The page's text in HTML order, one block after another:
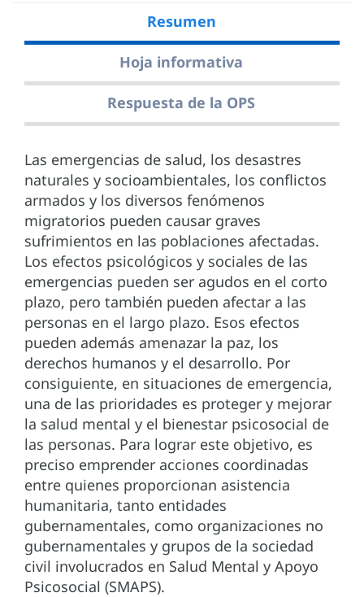
Resumen
Hoja informativa
Respuesta de la OPS
Las emergencias de salud, los desastres
naturales y socioambientales, los conflictos
armados y los diversos fenómenos
migratorios pueden causar graves
sufrimientos en las poblaciones afectadas.
Los efectos psicológicos y sociales de las
emergencias pueden ser agudos en el corto
plazo, pero también pueden afectar a las
personas en el largo plazo. Esos efectos
pueden además amenazar la paz, los
derechos humanos y el desarrollo. Por
consiguiente, en situaciones de emergencia,
una de las prioridades es proteger y mejorar
la salud mental y el bienestar psicosocial de
las personas. Para lograr este objetivo, es
preciso emprender acciones coordinadas
entre quienes proporcionan asistencia
humanitaria, tanto entidades
gubernamentales, como organizaciones no
gubernamentales y grupos de la sociedad
civil involucrados en Salud Mental y Apoyo
Psicosocial (SMAPS).